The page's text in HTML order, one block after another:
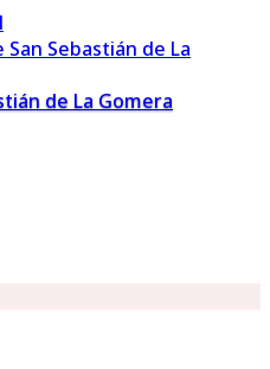
de La Gomera